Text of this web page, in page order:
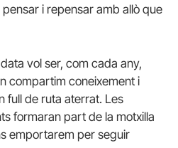
i repensar amb allò que
vol ser, com cada any,
compartim coneixement i
full de ruta aterrat. Les
formaran part de la motxilla
emportarem per seguir